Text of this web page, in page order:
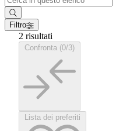
Filtro
2 risultati